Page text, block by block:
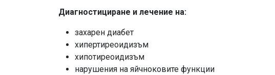
Диагностициране и лечение на:
захарен диабет
хипертиреоидизъм
хипотиреоидизъм
нарушения на яйчноковите функции